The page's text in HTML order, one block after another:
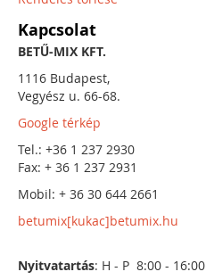
Kapcsolat
BETŰ-MIX KFT.
1116 Budapest,
Vegyész u. 66-68.
Google térkép
Tel.: +36 1 237 2930
Fax: + 36 1 237 2931
Mobil: + 36 30 644 2661
betumix[kukac]betumix.hu
Nyitvatartás: H - P 8:00 - 16:00